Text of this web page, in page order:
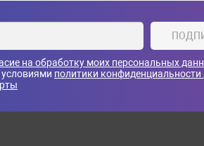
на обработку моих персональных
условиями политики конфиденциальности